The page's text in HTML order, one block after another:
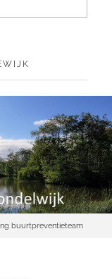
buurtpreventieteam